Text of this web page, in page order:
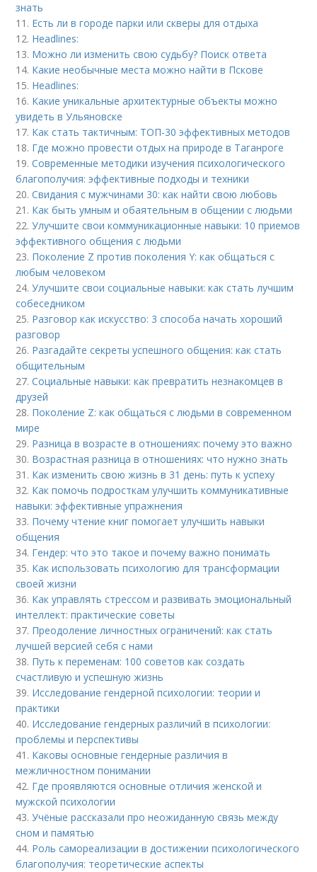
знать
11. Есть ли в городе парки или скверы для отдыха
12. Headlines:
13. Можно ли изменить свою судьбу? Поиск ответа
14. Какие необычные места можно найти в Пскове
15. Headlines:
16. Какие уникальные архитектурные объекты можно
увидеть в Ульяновске
17. Как стать тактичным: ТОП-30 эффективных методов
18. Где можно провести отдых на природе в Таганроге
19.Современные методики изучения психологического
благополучия: эффективные подходы и техники
20.Свидания с мужчинами 30: как найти свою любовь
21. Как быть умным и обаятельным в общении с людьми
22.Улучшите свои коммуникационные навыки: 10 приемов
эффективного общения с людьми
23. Поколение Z против поколения Y: как общаться с
любым человеком
24.Улучшите свои социальные навыки: как стать лучшим
собеседником
25. Разговор как искусство: 3 способа начать хороший
разговор
26. Разгадайте секреты успешного общения: как стать
общительным
27.Социальные навыки: как превратить незнакомцев в
друзей
28. Поколение Z: как общаться с людьми в современном
мире
29. Разница в возрасте в отношениях: почему это важно
30. Возрастная разница в отношениях: что нужно знать
31. Как изменить свою жизнь в 31 день: путь к успеху
32. Как помочь подросткам улучшить коммуникативные
навыки: эффективные упражнения
33. Почему чтение книг помогает улучшить навыки
общения
34. Гендер: что это такое и почему важно понимать
35. Как использовать психологию для трансформации
своей жизни
36. Как управлять стрессом и развивать эмоциональный
интеллект: практические советы
37. Преодоление личностных ограничений: как стать
лучшей версией себя с нами
38. Путь к переменам: 100 советов как создать
счастливую и успешную жизнь
39. Исследование гендерной психологии: теории и
практики
40. Исследование гендерных различий в психологии:
проблемы и перспективы
41. Каковы основные гендерные различия в
межличностном понимании
42. Где проявляются основные отличия женской и
мужской психологии
43.Учёные рассказали про неожиданную связь между
сном и памятью
44. Роль самореализации в достижении психологического
благополучия: теоретические аспекты